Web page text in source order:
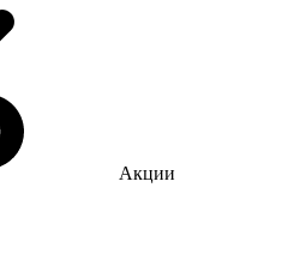
Акции